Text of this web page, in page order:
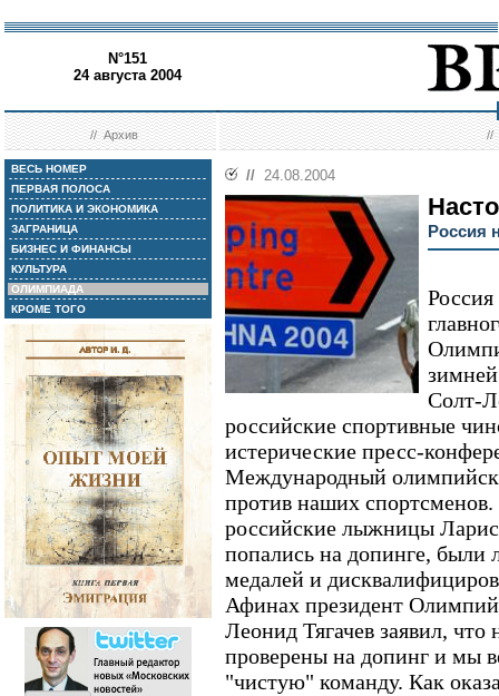
N°151
24 августа 2004
//Архив //
ВЕСЬ НОМЕР
ПЕРВАЯ ПОЛОСА
ПОЛИТИКА И ЭКОНОМИКА
ЗАГРАНИЦА
БИЗНЕС И ФИНАНСЫ
КУЛЬТУРА
ОЛИМПИАДА
КРОМЕ ТОГО
// 24.08.2004
Россия
Солт-
российские спортивные
истерические пресс-
Международный
против наших
российские лыжницы
попались на допинге, были
медалей и
Афинах президент
Леонид Тягачев заявил, что
проверены на допинг и мы
"чистую" команду. Как